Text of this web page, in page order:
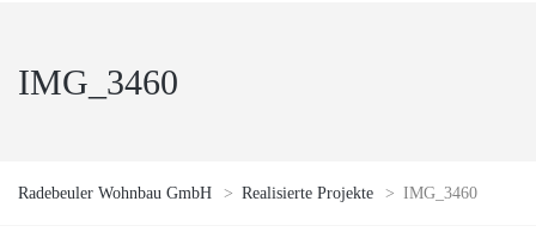
IMG_3460
Radebeuler Wohnbau GmbH > Realisierte Projekte > IMG_3460